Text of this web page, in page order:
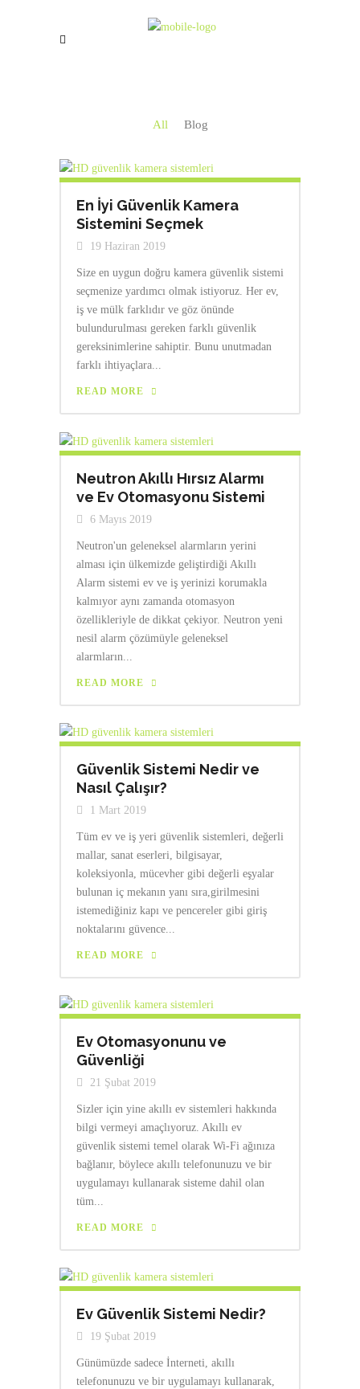
All Blog
En İyi Güvenlik Kamera
Sistemini Seçmek
19 Haziran 2019
Size en uygun doğru kamera güvenlik sistemi
seçmenize yardımcı olmak istiyoruz. Her ev,
iş ve mülk farklıdır ve göz önünde
bulundurulması gereken farklı güvenlik
gereksinimlerine sahiptir. Bunu unutmadan
farklı ihtiyaçlara...
READ MORE
Neutron Akıllı Hırsız Alarmı
ve Ev Otomasyonu Sistemi
6 Mayıs 2019
Neutron'un geleneksel alarmların yerini
alması için ülkemizde geliştirdiği Akıllı
Alarm sistemi ev ve iş yerinizi korumakla
kalmıyor aynı zamanda otomasyon
özellikleriyle de dikkat çekiyor. Neutron yeni
nesil alarm çözümüyle geleneksel
alarmların...
READ MORE
Güvenlik Sistemi Nedir ve
Nasıl Çalışır?
1 Mart 2019
Tüm ev ve iş yeri güvenlik sistemleri, değerli
mallar, sanat eserleri, bilgisayar,
koleksiyonla, mücevher gibi değerli eşyalar
bulunan iç mekanın yanı sıra,girilmesini
istemediğiniz kapı ve pencereler gibi giriş
noktalarını güvence...
READ MORE
Ev Otomasyonunu ve
Güvenliği
21 Şubat 2019
Sizler için yine akıllı ev sistemleri hakkında
bilgi vermeyi amaçlıyoruz. Akıllı ev
güvenlik sistemi temel olarak Wi-Fi ağınıza
bağlanır, böylece akıllı telefonunuzu ve bir
uygulamayı kullanarak sisteme dahil olan
tüm...
READ MORE
Ev Güvenlik Sistemi Nedir?
19 Şubat 2019
Günümüzde sadece İnterneti, akıllı
telefonunuzu ve bir uygulamayı kullanarak,